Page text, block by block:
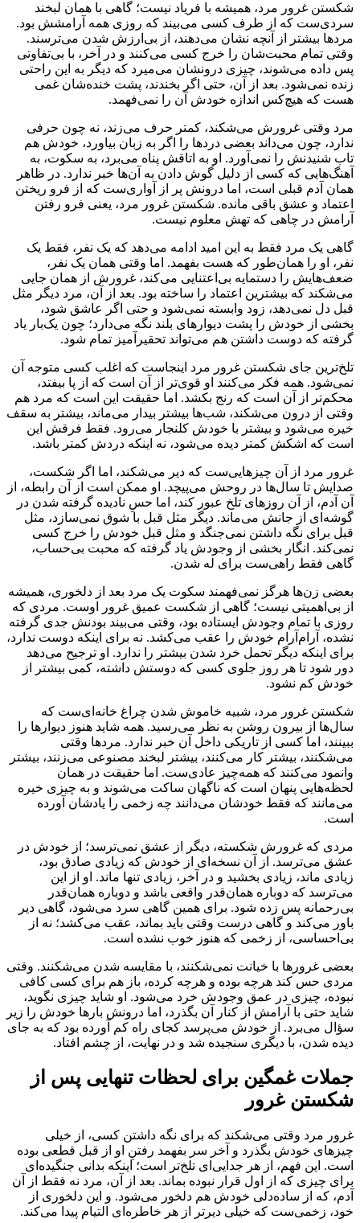
شکستن غرور مرد، همیشه با فریاد نیست؛ گاهی با همان لبخند
سردی‌ست که از طرف کسی می‌بیند که روزی همه آرامشش بود.
مردها بیشتر از آنچه نشان می‌دهند، از بی‌ارزش شدن می‌ترسند.
وقتی تمام محبت‌شان را خرج کسی می‌کنند و در آخر، با بی‌تفاوتی
پس داده می‌شوند، چیزی درونشان می‌میرد که دیگر به این راحتی
زنده نمی‌شود. بعد از آن، حتی اگر بخندند، پشت خنده‌شان غمی
هست که هیچ‌کس اندازه خودش آن را نمی‌فهمد.
مرد وقتی غرورش می‌شکند، کمتر حرف می‌زند، نه چون حرفی
ندارد، چون می‌داند بعضی دردها را اگر به زبان بیاورد، خودش هم
تاب شنیدنش را نمی‌آورد. او به اتاقش پناه می‌برد، به سکوت، به
آهنگ‌هایی که کسی از دلیل گوش دادن به آن‌ها خبر ندارد. در ظاهر
همان آدم قبلی است، اما درونش پر از آواری‌ست که از فرو ریختن
اعتماد و عشق باقی مانده. شکستن غرور مرد، یعنی فرو رفتن
آرامش در چاهی که تهش معلوم نیست.
گاهی یک مرد فقط به این امید ادامه می‌دهد که یک نفر، فقط یک
نفر، او را همان‌طور که هست بفهمد. اما وقتی همان یک نفر،
ضعف‌هایش را دستمایه بی‌اعتنایی می‌کند، غرورش از همان جایی
می‌شکند که بیشترین اعتماد را ساخته بود. بعد از آن، مرد دیگر مثل
قبل دل نمی‌دهد، زود وابسته نمی‌شود و حتی اگر عاشق شود،
بخشی از خودش را پشت دیوارهای بلند نگه می‌دارد؛ چون یک‌بار یاد
گرفته که دوست داشتن هم می‌تواند تحقیرآمیز تمام شود.
تلخ‌ترین جای شکستن غرور مرد اینجاست که اغلب کسی متوجه آن
نمی‌شود. همه فکر می‌کنند او قوی‌تر از آن است که از پا بیفتد،
محکم‌تر از آن است که رنج بکشد. اما حقیقت این است که مرد هم
وقتی از درون می‌شکند، شب‌ها بیشتر بیدار می‌ماند، بیشتر به سقف
خیره می‌شود و بیشتر با خودش کلنجار می‌رود. فقط فرقش این
است که اشکش کمتر دیده می‌شود، نه اینکه دردش کمتر باشد.
غرور مرد از آن چیزهایی‌ست که دیر می‌شکند، اما اگر شکست،
صدایش تا سال‌ها در روحش می‌پیچد. او ممکن است از آن رابطه، از
آن آدم، از آن روزهای تلخ عبور کند، اما حسِ نادیده گرفته شدن در
گوشه‌ای از جانش می‌ماند. دیگر مثل قبل با شوق نمی‌سازد، مثل
قبل برای نگه داشتن نمی‌جنگد و مثل قبل خودش را خرج کسی
نمی‌کند. انگار بخشی از وجودش یاد گرفته که محبت بی‌حساب،
گاهی فقط راهی‌ست برای له شدن.
بعضی زن‌ها هرگز نمی‌فهمند سکوت یک مرد بعد از دلخوری، همیشه
از بی‌اهمیتی نیست؛ گاهی از شکست عمیق غرور اوست. مردی که
روزی با تمام وجودش ایستاده بود، وقتی می‌بیند بودنش جدی گرفته
نشده، آرام‌آرام خودش را عقب می‌کشد. نه برای اینکه دوست ندارد،
برای اینکه دیگر تحمل خرد شدن بیشتر را ندارد. او ترجیح می‌دهد
دور شود تا هر روز جلوی کسی که دوستش داشته، کمی بیشتر از
خودش کم نشود.
شکستن غرور مرد، شبیه خاموش شدن چراغ خانه‌ای‌ست که
سال‌ها از بیرون روشن به نظر می‌رسید. همه شاید هنوز دیوارها را
ببینند، اما کسی از تاریکی داخل آن خبر ندارد. مردها وقتی
می‌شکنند، بیشتر کار می‌کنند، بیشتر لبخند مصنوعی می‌زنند، بیشتر
وانمود می‌کنند که همه‌چیز عادی‌ست. اما حقیقت در همان
لحظه‌هایی پنهان است که ناگهان ساکت می‌شوند و به چیزی خیره
می‌مانند که فقط خودشان می‌دانند چه زخمی را یادشان آورده
است.
مردی که غرورش شکسته، دیگر از عشق نمی‌ترسد؛ از خودش در
عشق می‌ترسد. از آن نسخه‌ای از خودش که زیادی صادق بود،
زیادی ماند، زیادی بخشید و در آخر، زیادی تنها ماند. او از این
می‌ترسد که دوباره همان‌قدر واقعی باشد و دوباره همان‌قدر
بی‌رحمانه پس زده شود. برای همین گاهی سرد می‌شود، گاهی دیر
باور می‌کند و گاهی درست وقتی باید بماند، عقب می‌کشد؛ نه از
بی‌احساسی، از زخمی که هنوز خوب نشده است.
بعضی غرورها با خیانت نمی‌شکنند، با مقایسه شدن می‌شکنند. وقتی
مردی حس کند هرچه بوده و هرچه کرده، باز هم برای کسی کافی
نبوده، چیزی در عمق وجودش خرد می‌شود. او شاید چیزی نگوید،
شاید حتی با آرامش از کنار آن بگذرد، اما درونش بارها خودش را زیر
سؤال می‌برد. از خودش می‌پرسد کجای راه کم آورده بود که به جای
دیده شدن، با دیگری سنجیده شد و در نهایت، از چشم افتاد.
جملات غمگین برای لحظات تنهایی پس از
شکستن غرور
غرور مرد وقتی می‌شکند که برای نگه داشتن کسی، از خیلی
چیزهای خودش بگذرد و آخر سر بفهمد رفتنِ او از قبل قطعی بوده
است. این فهم، از هر جدایی‌ای تلخ‌تر است؛ اینکه بدانی جنگیده‌ای
برای چیزی که از اول قرار نبوده بماند. بعد از آن، مرد نه فقط از آن
آدم، که از ساده‌دلی خودش هم دلخور می‌شود. و این دلخوری از
خود، زخمی‌ست که خیلی دیرتر از هر خاطره‌ای التیام پیدا می‌کند.